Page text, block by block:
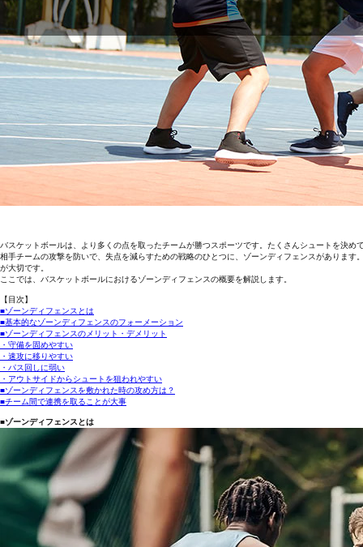
バスケットボールは、より多くの点を取ったチームが勝つスポーツです。たくさんシュートを決
相手チームの攻撃を防いで、失点を減らすための戦略のひとつに、ゾーンディフェンスがありま
が大切です。
ここでは、バスケットボールにおけるゾーンディフェンスの概要を解説します。
【目次】
■ゾーンディフェンスとは
■基本的なゾーンディフェンスのフォーメーション
■ゾーンディフェンスのメリット・デメリット
・守備を固めやすい
・速攻に移りやすい
・パス回しに弱い
・アウトサイドからシュートを狙われやすい
■ゾーンディフェンスを敷かれた時の攻め方は？
■チーム間で連携を取ることが大事
■ゾーンディフェンスとは